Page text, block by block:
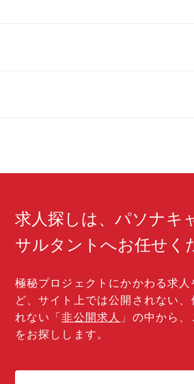
求人探しは、パソナキ
サルタントへお任せく
極秘プロジェクトにかかわる求
ど、サイト上では公開されない
れない「非公開求人 」の中から
をお探しします。